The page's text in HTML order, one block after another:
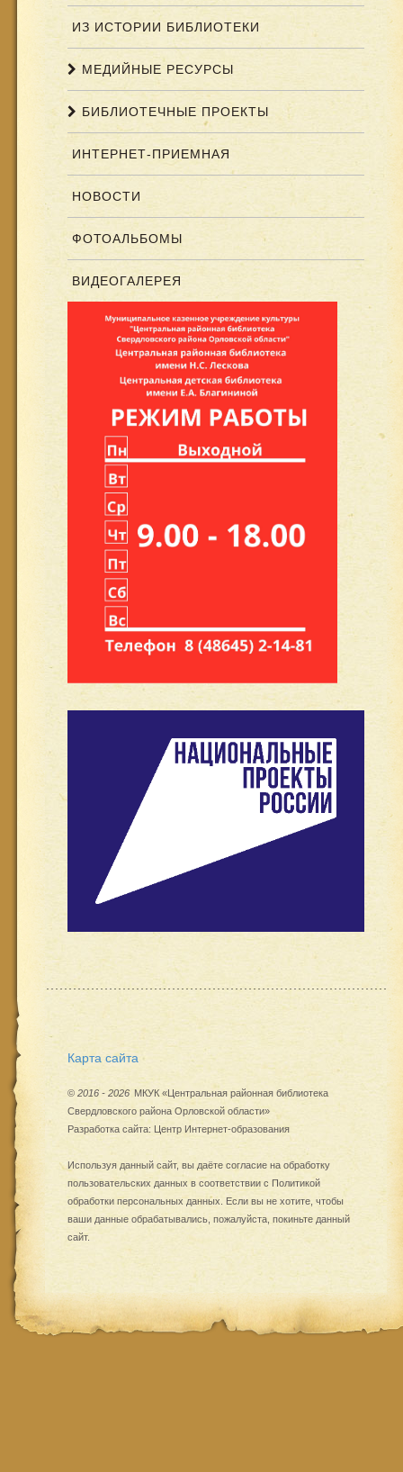
ИЗ ИСТОРИИ БИБЛИОТЕКИ
МЕДИЙНЫЕ РЕСУРСЫ
БИБЛИОТЕЧНЫЕ ПРОЕКТЫ
ИНТЕРНЕТ-ПРИЕМНАЯ
НОВОСТИ
ФОТОАЛЬБОМЫ
ВИДЕОГАЛЕРЕЯ
Карта сайта
© 2016 - 2026 МКУК «Центральная районная библиотека
Свердловского района Орловской области»
Разработка сайта: Центр Интернет-образования
Используя данный сайт, вы даёте согласие на обработку
пользовательских данных в соответствии с Политикой
обработки персональных данных . Если вы не хотите, чтобы
ваши данные обрабатывались, пожалуйста, покиньте данный
сайт.